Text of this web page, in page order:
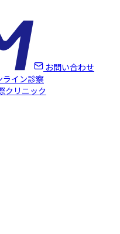
お問い合わせ
ライン診察
クリニック